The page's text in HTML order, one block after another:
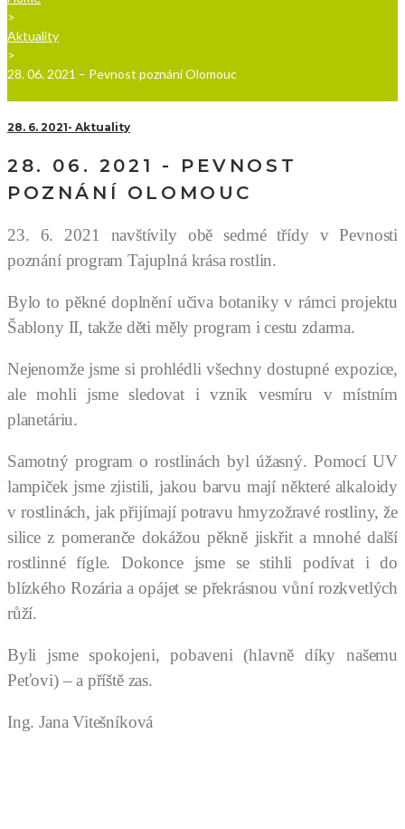
>
Aktuality
>
28. 06. 2021 – Pevnost poznání Olomouc
28. 6. 2021 Aktuality
28. 06. 2021 - PEVNOST
POZNÁNÍ OLOMOUC
23. 6. 2021 navštívily obě sedmé třídy v Pevnosti
poznání program Tajuplná krása rostlin.
Bylo to pěkné doplnění učiva botaniky v rámci projektu
Šablony II, takže děti měly program i cestu zdarma.
Nejenomže jsme si prohlédli všechny dostupné expozice,
ale mohli jsme sledovat i vznik vesmíru v místním
planetáriu.
Samotný program o rostlinách byl úžasný. Pomocí UV
lampiček jsme zjistili, jakou barvu mají některé alkaloidy
v rostlinách, jak přijímají potravu hmyzožravé rostliny, že
silice z pomeranče dokážou pěkně jiskřit a mnohé další
rostlinné fígle. Dokonce jsme se stihli podívat i do
blízkého Rozária a opájet se překrásnou vůní rozkvetlých
růží.
Byli jsme spokojeni, pobaveni (hlavně díky našemu
Peťovi) – a příště zas.
Ing. Jana Vitešníková